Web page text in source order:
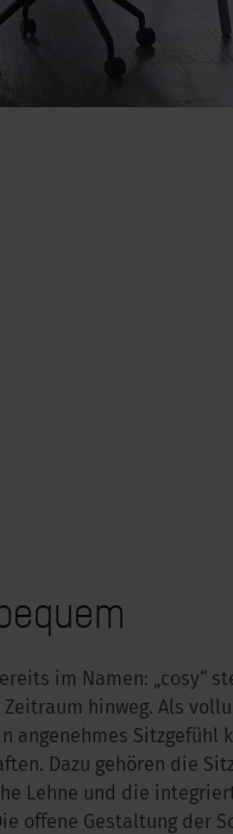
im Namen: „cosy“
hinweg. Als
angenehmes Sitzgefühl
Dazu gehören die
Lehne und die
offene Gestaltung der